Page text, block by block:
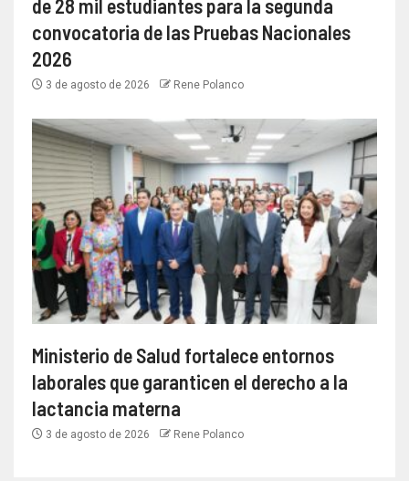
de 28 mil estudiantes para la segunda
convocatoria de las Pruebas Nacionales
2026
3 de agosto de 2026 Rene Polanco
Ministerio de Salud fortalece entornos
laborales que garanticen el derecho a la
lactancia materna
3 de agosto de 2026 Rene Polanco